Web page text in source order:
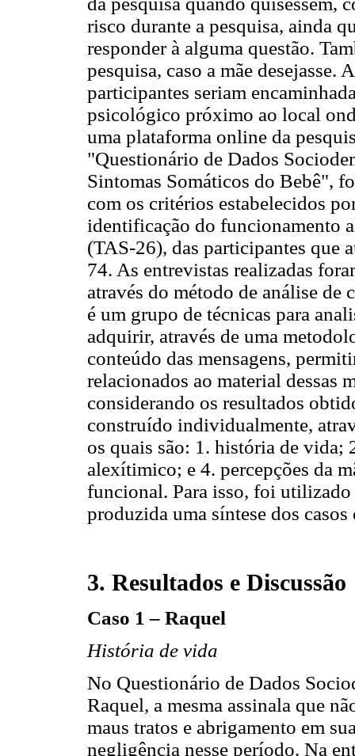
risco durante a pesquisa, ainda
responder à alguma questão.
pesquisa, caso a mãe desejasse.
participantes seriam
psicológico próximo ao local
uma plataforma online da
"Questionário de Dados
Sintomas Somáticos do Bebê",
com os critérios estabelecidos
identificação do funcionamento
(TAS-26), das participantes que
74. As entrevistas realizadas
através do método de análise de
é um grupo de técnicas para
adquirir, através de uma
conteúdo das mensagens,
relacionados ao material dessas
considerando os resultados
construído individualmente,
os quais são: 1. história de vida;
alexítimico; e 4. percepções da
funcional. Para isso, foi
produzida uma síntese dos
3. Resultados e Discussão
Caso 1 – Raquel
História de vida
No Questionário de Dados
Raquel, a mesma assinala que
maus tratos e abrigamento em
negligência nesse período. Na